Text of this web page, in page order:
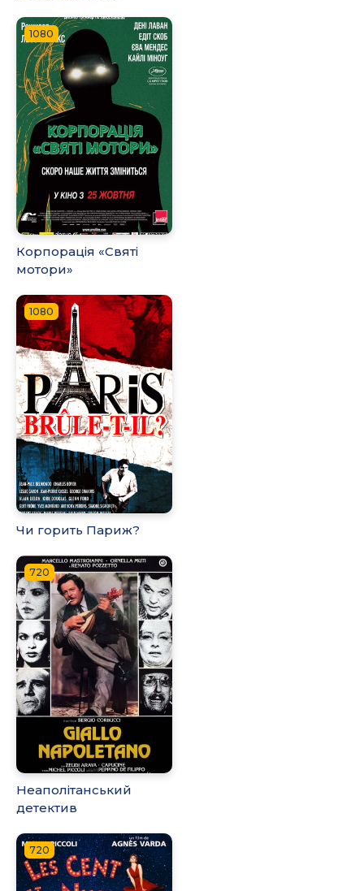
1080
Корпорація «Святі
мотори»
1080
Чи горить Париж?
720
Неаполітанський
детектив
720